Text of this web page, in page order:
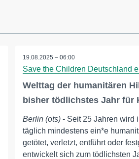
19.08.2025 – 06:00
Save the Children Deutschland
Welttag der humanitären
bisher tödlichstes Jahr für
Berlin (ots) - Seit 25 Jahren wird
täglich mindestens ein*e
getötet, verletzt, entführt oder
entwickelt sich zum tödlichsten